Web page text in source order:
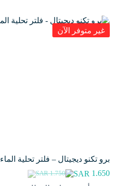
غير متوفر الآن
برو تكنو ديجيتال – فلتر تحلية الماء
1.750
السعر
1.650
السعر